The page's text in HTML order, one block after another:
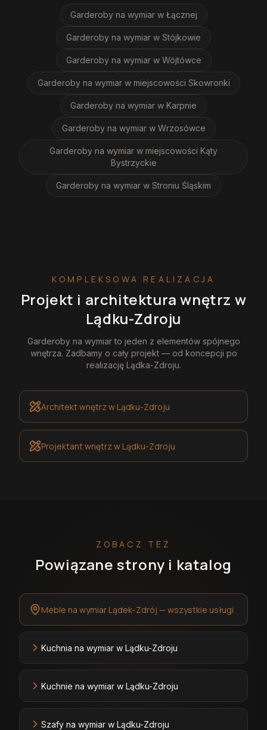
Garderoby na wymiar w Łącznej
Garderoby na wymiar w Stójkowie
Garderoby na wymiar w Wójtówce
Garderoby na wymiar w miejscowości Skowronki
Garderoby na wymiar w Karpnie
Garderoby na wymiar w Wrzosówce
Garderoby na wymiar w miejscowości Kąty
Bystrzyckie
Garderoby na wymiar w Stroniu Śląskim
KOMPLEKSOWA REALIZACJA
Projekt i architektura wnętrz w
Lądku-Zdroju
Garderoby na wymiarto jeden z elementów spójnego
wnętrza. Zadbamy o cały projekt — od koncepcji po
realizację Lądka-Zdroju.
Architekt wnętrzw Lądku-Zdroju
Projektant wnętrzw Lądku-Zdroju
ZOBACZ TEŻ
Powiązane strony i katalog
Meble na wymiar Lądek-Zdrój — wszystkie usługi
Kuchnia na wymiar w Lądku-Zdroju
Kuchnie na wymiar w Lądku-Zdroju
Szafy na wymiar w Lądku-Zdroju